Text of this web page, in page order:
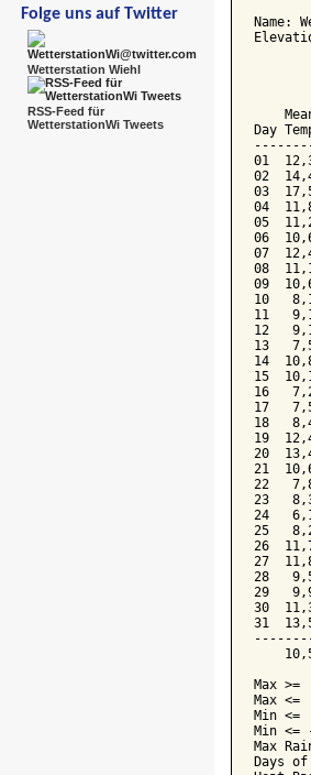
Folge uns auf Twitter
Wetterstation Wiehl
RSS-Feed für
WetterstationWi Tweets
Name:
Day
01
02
03
04
05
06
07
08
09
10
11
12
13
14
15
16
17
18
19
20
21
22
23
24
25
26
27
28
29
30
31
Max
Max
Min
Min <=
Max
Days